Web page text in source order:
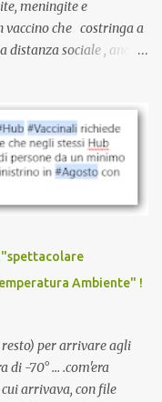
meningite e
vaccino che costringa a
distanza sociale , anche
di ricompense,
mai visto
fatto. Se non sei stato
farti sentire una
vaccino che minacci le
il lavoro o la
che permettesse a un
Dopo tutti i vaccini
"spettacolare
Ambiente" !
resto) per arrivare agli
di -70° ... .com'era
arrivava, con file